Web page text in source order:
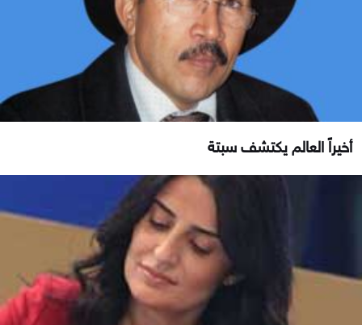
أخيراً العالم يكتشف سبتة